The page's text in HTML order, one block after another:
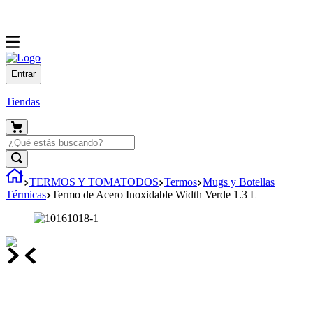
Entrar
Tiendas
TERMOS Y TOMATODOS Termos Mugs y Botellas
Térmicas Termo de Acero Inoxidable Width Verde 1.3 L